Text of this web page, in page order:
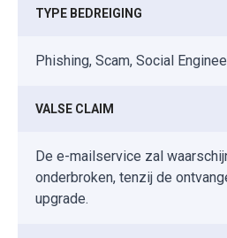
TYPE BEDREIGING
Phishing, Scam, Social
VALSE CLAIM
De e-mailservice zal
onderbroken, tenzij de
upgrade.